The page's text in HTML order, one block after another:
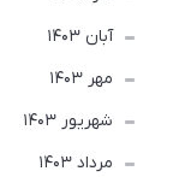
آبان 1403
مهر 1403
شهریور 1403
مرداد 1403